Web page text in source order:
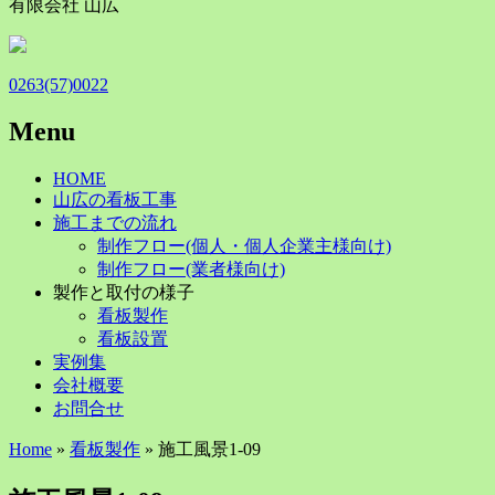
有限会社 山広
0263(57)0022
Menu
Skip
content
HOME
山広の看板工事
施工までの流れ
制作フロー(個人・個人企業主様向け)
制作フロー(業者様向け)
製作と取付の様子
看板製作
看板設置
実例集
会社概要
お問合せ
Home » 看板製作 » 施工風景1-09